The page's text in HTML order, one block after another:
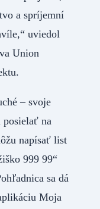
a spríjemní
uviedol
Union
– svoje
posielať na
napísať list
999 99“
sa dá
Moja